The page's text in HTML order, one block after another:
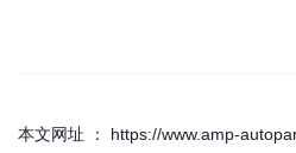
本文网址 ： https://www.amp-